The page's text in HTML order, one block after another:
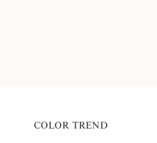
COLOR TREND